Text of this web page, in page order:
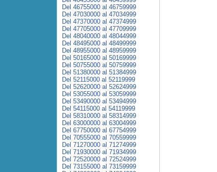
Del 46755000 al 46759999
Del 47030000 al 47034999
Del 47370000 al 47374999
Del 47705000 al 47709999
Del 48040000 al 48044999
Del 48495000 al 48499999
Del 48955000 al 48959999
Del 50165000 al 50169999
Del 50755000 al 50759999
Del 51380000 al 51384999
Del 52115000 al 52119999
Del 52620000 al 52624999
Del 53055000 al 53059999
Del 53490000 al 53494999
Del 54115000 al 54119999
Del 58310000 al 58314999
Del 63000000 al 63004999
Del 67750000 al 67754999
Del 70555000 al 70559999
Del 71270000 al 71274999
Del 71930000 al 71934999
Del 72520000 al 72524999
Del 73155000 al 73159999